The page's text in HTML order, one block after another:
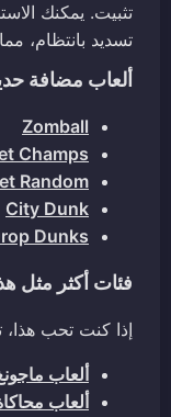
تثبيت. يمكنك
تسديد بانتظام،
ألعاب مضافة
Zomball
Champs
Random
City Dunk
Dunks
فئات أكثر مثل
إذا كنت تحب هذا،
ألعاب
ألعاب